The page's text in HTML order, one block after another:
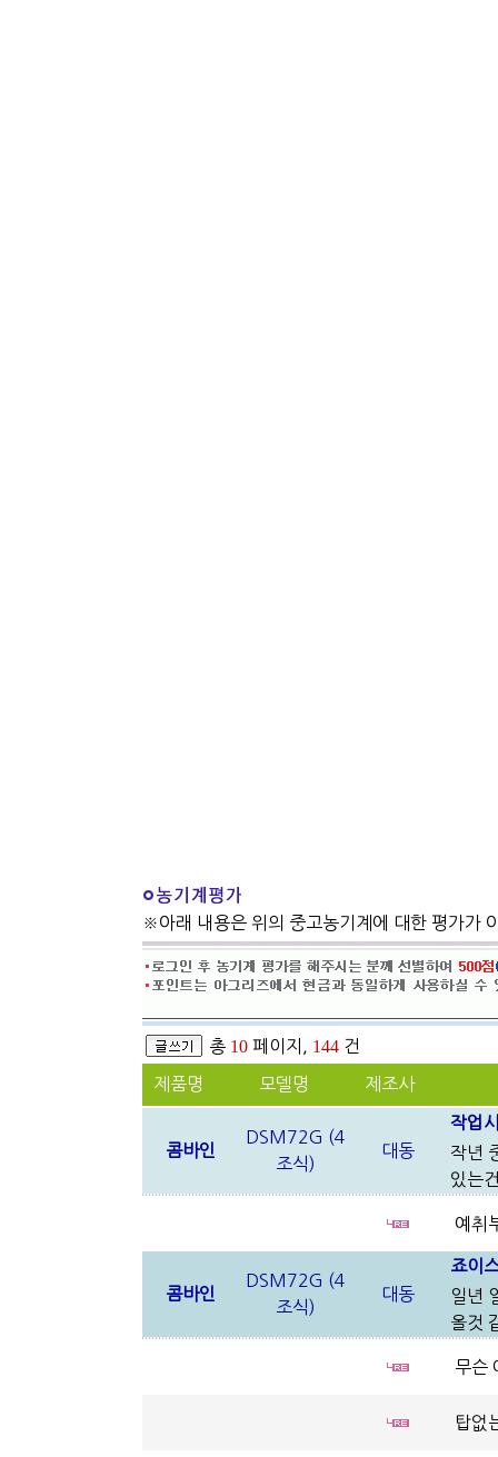
※아래 내용은 위의 중고농기계에 대한 평가가
총 10 페이지, 144 건
제품명 모델명 제조사
콤바인
DSM72G (4
조식)
대동
작업
작년
있는
예취
콤바인
DSM72G (4
조식)
대동
죠이
일년
올것
무슨
탑없